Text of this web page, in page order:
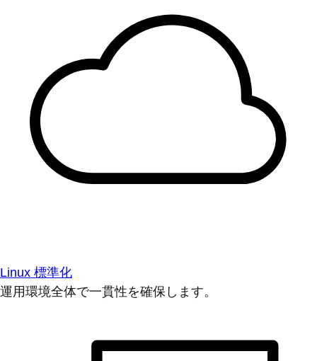
Linux 標準化
運用環境全体で一貫性を確保します。